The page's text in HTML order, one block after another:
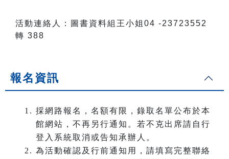
活動連絡人：圖書資料組王小姐04 -23723552
轉 388
報名資訊
採網路報名， 名額有限 ，錄取名單公布於本
館網站，不再另行通知。 若不克出席請自行
登入系統取消或告知承辦人。
為活動確認及行前通知用，請填寫完整聯絡